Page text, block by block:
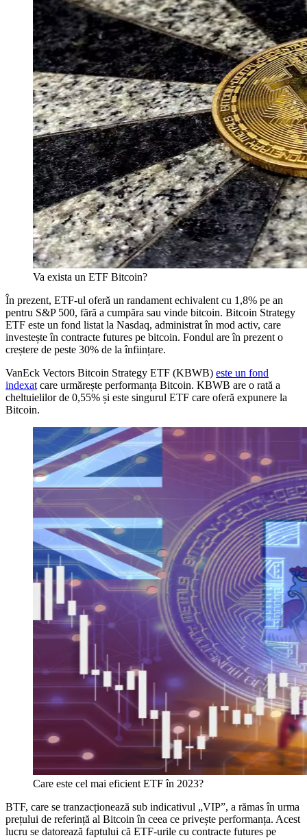
Va exista un ETF Bitcoin?
În prezent, ETF-ul oferă un randament echivalent cu 1,8% pe an
pentru S&P 500, fără a cumpăra sau vinde bitcoin. Bitcoin Strategy
ETF este un fond listat la Nasdaq, administrat în mod activ, care
investește în contracte futures pe bitcoin. Fondul are în prezent o
creștere de peste 30% de la înființare.
VanEck Vectors Bitcoin Strategy ETF (KBWB) este un fond
indexat care urmărește performanța Bitcoin. KBWB are o rată a
cheltuielilor de 0,55% și este singurul ETF care oferă expunere la
Bitcoin.
Care este cel mai eficient ETF în 2023?
BTF, care se tranzacționează sub indicativul „VIP”, a rămas în urma
prețului de referință al Bitcoin în ceea ce privește performanța. Acest
lucru se datorează faptului că ETF-urile cu contracte futures pe